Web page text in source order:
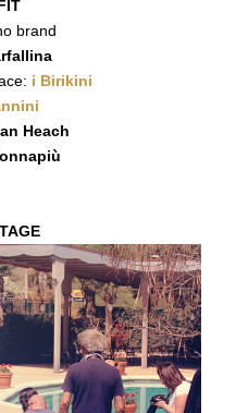
brand
i Birikini
Heach